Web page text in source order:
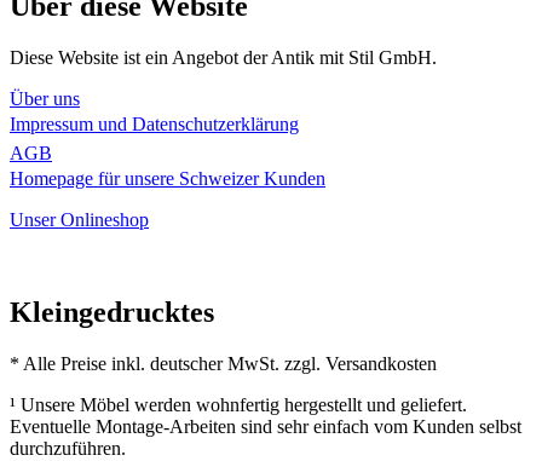
Über diese Website
Diese Website ist ein Angebot der Antik mit Stil GmbH.
Über uns
Impressum und Datenschutzerklärung
AGB
Homepage für unsere Schweizer Kunden
Unser Onlineshop
Kleingedrucktes
* Alle Preise inkl. deutscher MwSt. zzgl. Versandkosten
¹ Unsere Möbel werden wohnfertig hergestellt und geliefert.
Eventuelle Montage-Arbeiten sind sehr einfach vom Kunden selbst
durchzuführen.